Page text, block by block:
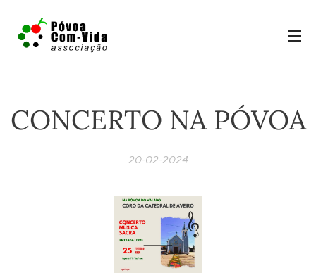
CONCERTO NA PÓVOA
20-02-2024